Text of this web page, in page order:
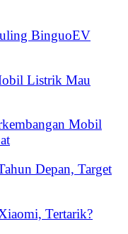
BinguoEV
Listrik Mau
Mobil
Depan, Target
Tertarik?